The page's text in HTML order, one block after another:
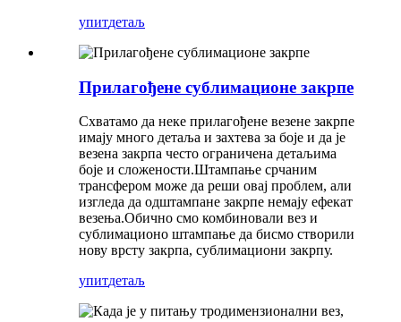
упитдетаљ
Прилагођене сублимационе закрпе
Схватамо да неке прилагођене везене закрпе
имају много детаља и захтева за боје и да је
везена закрпа често ограничена детаљима
боје и сложености.Штампање срчаним
трансфером може да реши овај проблем, али
изгледа да одштампане закрпе немају ефекат
везења.Обично смо комбиновали вез и
сублимационо штампање да бисмо створили
нову врсту закрпа, сублимациони закрпу.
упитдетаљ